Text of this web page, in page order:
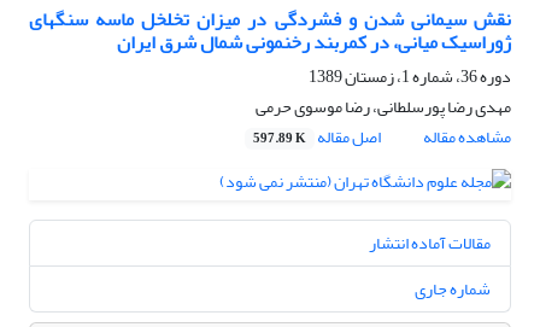
نقش سیمانی شدن و فشردگی در میزان تخلخل ماسه سنگهای
ژوراسیک میانی، در کمربند رخنمونی شمال شرق ایران
دوره 36، شماره 1، زمستان 1389
مهدی رضا پورسلطانی، رضا موسوی حرمی
مشاهده مقاله
اصل مقاله 597.89 K
مقالات آماده انتشار
شماره جاری